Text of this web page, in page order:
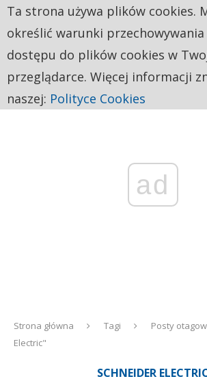
ad
Strona główna Tagi
Posty
Electric"
SCHNEIDER
Ta strona używa plików cookies.
określić warunki
dostępu do plików cookies w
przeglądarce. Więcej informacji
naszej: Polityce Cookies